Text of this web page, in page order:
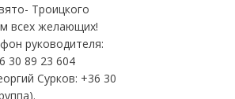
Троицкого
всех желающих!
руководителя:
30 89 23 604
Сурков: +36 30